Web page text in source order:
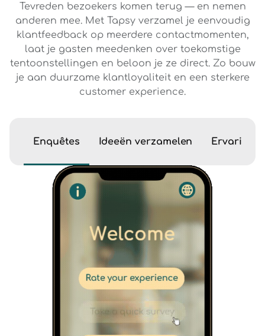
Tevreden bezoekers komen terug — en nemen
anderen mee. Met Tapsy verzamel je eenvoudig
klantfeedback op meerdere contactmomenten,
laat je gasten meedenken over toekomstige
tentoonstellingen en beloon je ze direct. Zo bouw
je aan duurzame klantloyaliteit en een sterkere
customer experience.
Enquêtes Ideeën verzamelen